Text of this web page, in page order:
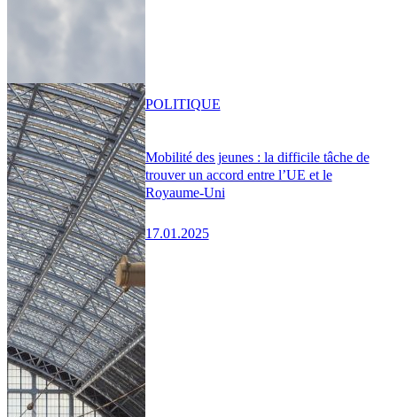
Mobilité des jeunes : la difficile tâche de
trouver un accord entre l’UE et le
Royaume-Uni
17.01.2025
POLITIQUE